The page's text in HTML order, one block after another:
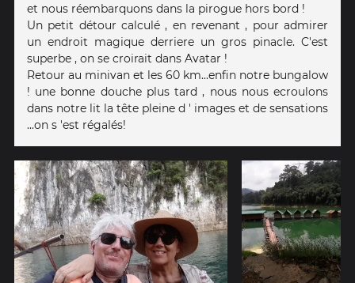
et nous réembarquons dans la pirogue hors bord !
Un petit détour calculé , en revenant , pour admirer
un endroit magique derriere un gros pinacle. C'est
superbe , on se croirait dans Avatar !
Retour au minivan et les 60 km...enfin notre bungalow
! une bonne douche plus tard , nous nous ecroulons
dans notre lit la tête pleine d ' images et de sensations
...on s 'est régalés!